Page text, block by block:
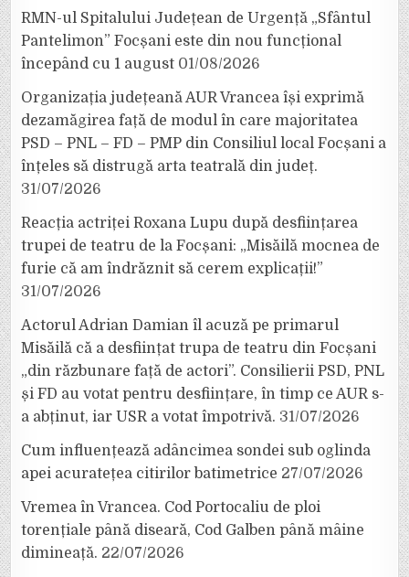
RMN-ul Spitalului Județean de Urgență „Sfântul
Pantelimon” Focșani este din nou funcțional
începând cu 1 august 01/08/2026
Organizația județeană AUR Vrancea își exprimă
dezamăgirea față de modul în care majoritatea
PSD – PNL – FD – PMP din Consiliul local Focșani a
înțeles să distrugă arta teatrală din județ.
31/07/2026
Reacția actriței Roxana Lupu după desființarea
trupei de teatru de la Focșani: „Misăilă mocnea de
furie că am îndrăznit să cerem explicații!”
31/07/2026
Actorul Adrian Damian îl acuză pe primarul
Misăilă că a desființat trupa de teatru din Focșani
„din răzbunare față de actori”. Consilierii PSD, PNL
și FD au votat pentru desființare, în timp ce AUR s-
a abținut, iar USR a votat împotrivă. 31/07/2026
Cum influențează adâncimea sondei sub oglinda
apei acuratețea citirilor batimetrice 27/07/2026
Vremea în Vrancea. Cod Portocaliu de ploi
torențiale până diseară, Cod Galben până mâine
dimineață. 22/07/2026